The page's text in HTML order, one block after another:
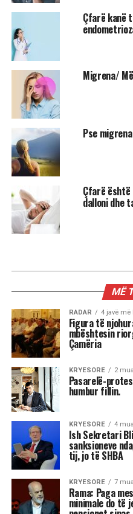
Çfarë kanë
Migrena/
Pse
Çfarë
dalloni dhe
3 shenjat më
Astrologjia tregon se
janë më të prirura të
shkak të pasigurisë,
fortë për njohje.
Kjo dinamikë shpesh